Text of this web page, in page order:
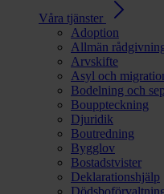
Våra tjänster
Adoption
Allmän
Arvskifte
Asyl och
Bodelning och
Bouppteckning
Djuridik
Boutredning
Bygglov
Bostadstvister
Deklarationshjälp